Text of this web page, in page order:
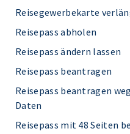
Reisegewerbekarte
Reisepass abholen
Reisepass ändern lassen
Reisepass beantragen
Reisepass beantragen
Daten
Reisepass mit 48 Seiten